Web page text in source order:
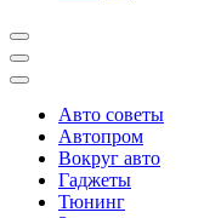
Авто советы
Автопром
Вокруг авто
Гаджеты
Тюнинг